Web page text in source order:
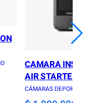
CAMARA INSTA360
AIR STARTER
CÁMARAS DEPORTIVAS